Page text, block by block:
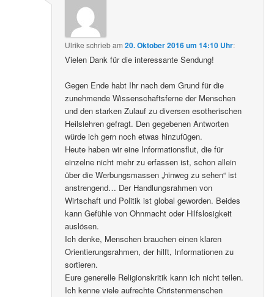
Ulrike schriebam20. Oktober 2016 um 14:10 Uhr:
Vielen Dank für die interessante Sendung!
Gegen Ende habt Ihr nach dem Grund für die
zunehmende Wissenschaftsferne der Menschen
und den starken Zulauf zu diversen esotherischen
Heilslehren gefragt. Den gegebenen Antworten
würde ich gern noch etwas hinzufügen.
Heute haben wir eine Informationsflut, die für
einzelne nicht mehr zu erfassen ist, schon allein
über die Werbungsmassen „hinweg zu sehen“ ist
anstrengend… Der Handlungsrahmen von
Wirtschaft und Politik ist global geworden. Beides
kann Gefühle von Ohnmacht oder Hilfslosigkeit
auslösen.
Ich denke, Menschen brauchen einen klaren
Orientierungsrahmen, der hilft, Informationen zu
sortieren.
Eure generelle Religionskritik kann ich nicht teilen.
Ich kenne viele aufrechte Christenmenschen